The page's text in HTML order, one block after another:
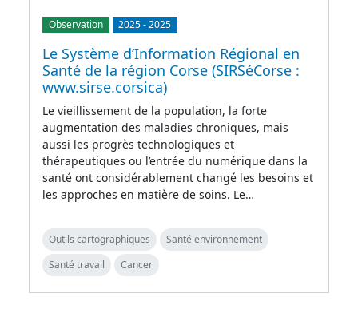
Observation 2025-2025
Le Système d’Information Régional en
Santé de la région Corse (SIRSéCorse :
www.sirse.corsica)
Le vieillissement de la population, la forte
augmentation des maladies chroniques, mais
aussi les progrès technologiques et
thérapeutiques ou l’entrée du numérique dans la
santé ont considérablement changé les besoins et
les approches en matière de soins. Le…
Outils cartographiques
Santé environnement
Santé travail
Cancer